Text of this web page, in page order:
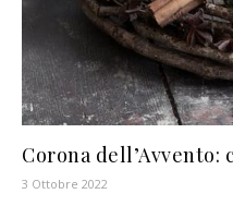
Corona dell’Avvento:
3 Ottobre 2022